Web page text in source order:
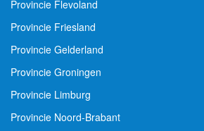
Provincie Flevoland
Provincie Friesland
Provincie Gelderland
Provincie Groningen
Provincie Limburg
Provincie Noord-Brabant